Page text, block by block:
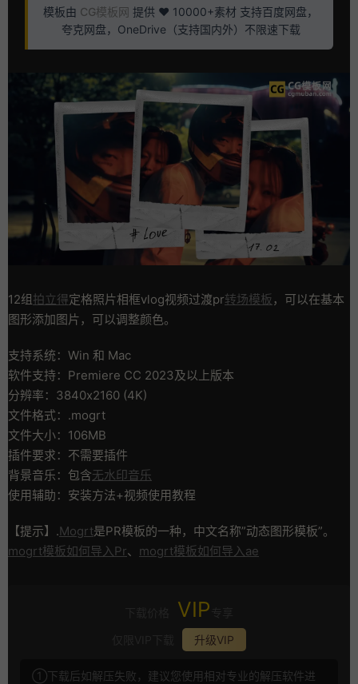
模板由 CG模板网 提供 ❤️ 10000+素材 支持百度网盘，
夸克网盘，OneDrive（支持国内外）不限速下载
12组拍立得定格照片相框vlog视频过渡pr转场模板 ，可以在基本
图形添加图片，可以调整颜色。
支持系统：Win 和 Mac
软件支持：Premiere CC 2023及以上版本
分辨率：3840x2160 (4K)
文件格式：.mogrt
文件大小：106MB
插件要求：不需要插件
背景音乐：包含无水印音乐
使用辅助：安装方法+视频使用教程
【提示】.Mogrt是PR模板的一种，中文名称”动态图形模板”。
mogrt模板如何导入Pr、 mogrt模板如何导入ae
VIP
升级VIP
①下载后如解压失败，建议您使用相对专业的解压软件进